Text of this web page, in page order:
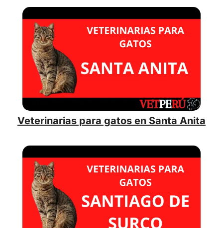
Veterinarias para gatos en Santa Anita